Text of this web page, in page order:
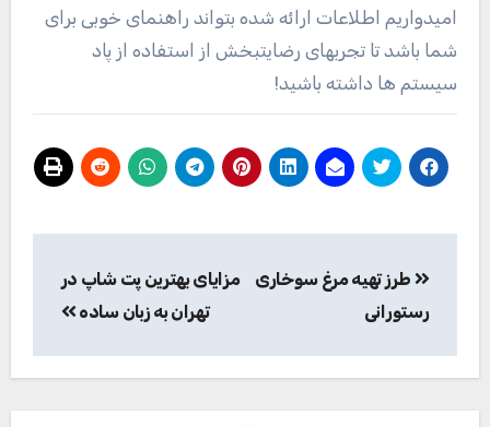
امیدواریم اطلاعات ارائه شده بتواند راهنمای خوبی برای
شما باشد تا تجربهای رضایتبخش از استفاده از پاد
سیستم ها داشته باشید!
نوشته
طرز تهیه مرغ سوخاری
رستورانی
مزایای بهترین پت شاپ در
تهران به زبان ساده